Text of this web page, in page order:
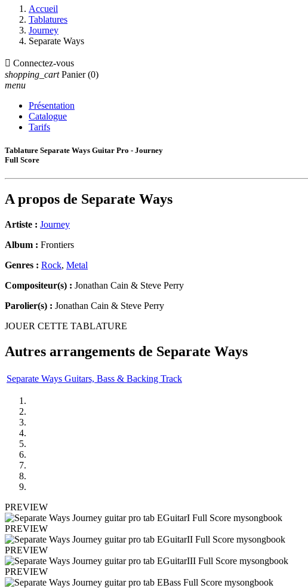
Accueil
Tablatures
Journey
Separate Ways
 Connectez-vous
shopping_cart Panier (0)
menu
Présentation
Catalogue
Tarifs
Tablature Separate Ways Guitar Pro - Journey
Full Score
A propos de Separate Ways
Artiste : Journey
Album : Frontiers
Genres : Rock, Metal
Compositeur(s) : Jonathan Cain & Steve Perry
Parolier(s) : Jonathan Cain & Steve Perry
JOUER CETTE TABLATURE
Autres arrangements de Separate Ways
Separate Ways Guitars, Bass & Backing Track
PREVIEW
PREVIEW
PREVIEW
PREVIEW